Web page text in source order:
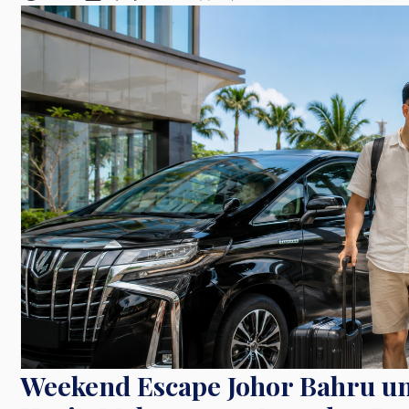
Weekend Escape Johor Bahru